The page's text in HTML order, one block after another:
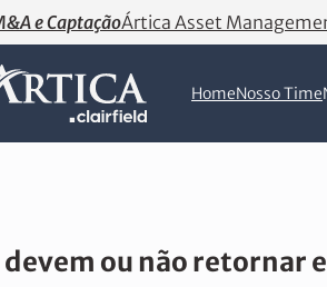
e CaptaçãoÁrtica Asset
HomeNosso Time
devem ou não retornar